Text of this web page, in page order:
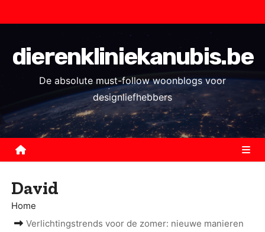
k
o
n
dierenkliniekanubis.be
De absolute must-follow woonblogs voor
designliefhebbers
David
Home
Verlichtingstrends voor de zomer: nieuwe manieren